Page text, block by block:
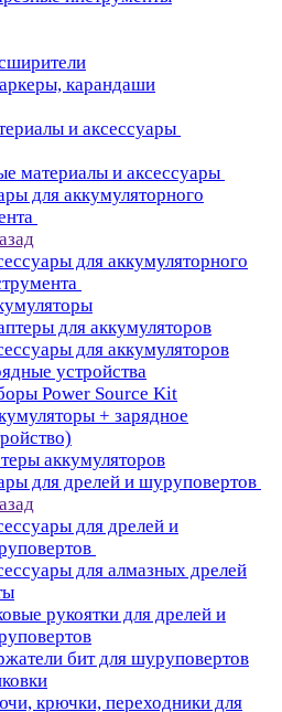
карандаши
и аксессуары
материалы и аксессуары
для аккумуляторного
для аккумуляторного
для аккумуляторов
для аккумуляторов
устройства
Power Source Kit
+ зарядное
аккумуляторов
для дрелей и шуруповертов
для дрелей и
для алмазных дрелей
рукоятки для дрелей и
бит для шуруповертов
крючки, переходники для